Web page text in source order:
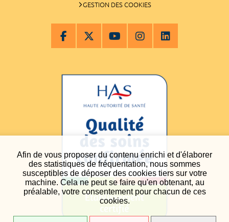
Afin de vous proposer du contenu enrichi et d'élaborer
des statistiques de fréquentation, nous sommes
susceptibles de déposer des cookies tiers sur votre
machine. Cela ne peut se faire qu'en obtenant, au
préalable, votre consentement pour chacun de ces
cookies.
GESTION DES COOKIES